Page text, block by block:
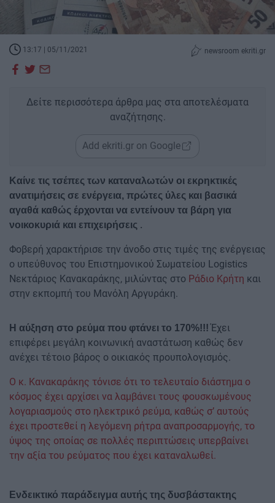
13:17 | 05/11/2021 newsroom ekriti.gr
Δείτε περισσότερα άρθρα μας στα αποτελέσματα
αναζήτησης.
Add ekriti.gr on Google
Καίνε τις τσέπες των καταναλωτών οι εκρηκτικές
ανατιμήσεις σε ενέργεια, πρώτες ύλες και βασικά
αγαθά καθώς έρχονται να εντείνουν τα βάρη για
νοικοκυριά και επιχειρήσεις .
Φοβερή χαρακτήρισε την άνοδο στις τιμές της ενέργειας
ο υπεύθυνος του Επιστημονικού Σωματείου Logistics
Νεκτάριος Κανακαράκης, μιλώντας στο Ράδιο Κρήτη και
στην εκπομπή του Μανόλη Αργυράκη.
Η αύξηση στο ρεύμα που φτάνει το 170%!!!Έχει
επιφέρει μεγάλη κοινωνική αναστάτωση καθώς δεν
ανέχει τέτοιο βάρος ο οικιακός προυπολογισμός.
Ο κ. Κανακαράκης τόνισε ότι το τελευταίο διάστημα ο
κόσμος έχει αρχίσει να λαμβάνει τους φουσκωμένους
λογαριασμούς στο ηλεκτρικό ρεύμα, καθώς σ’ αυτούς
έχει προστεθεί η λεγόμενη ρήτρα αναπροσαρμογής, το
ύψος της οποίας σε πολλές περιπτώσεις υπερβαίνει
την αξία του ρεύματος που έχει καταναλωθεί.
Ενδεικτικό παράδειγμα αυτής της δυσβάστακτης